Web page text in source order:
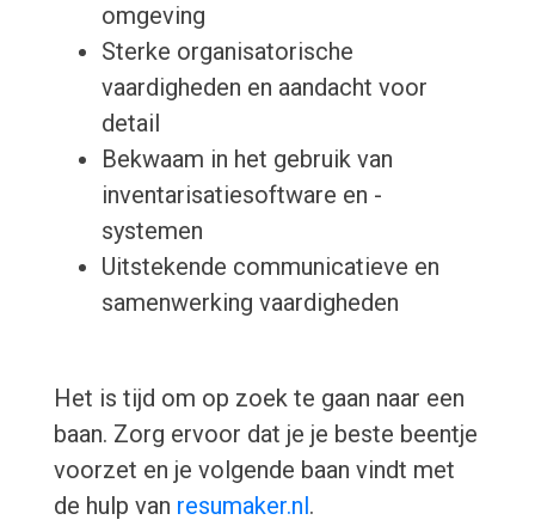
omgeving
Sterke organisatorische
vaardigheden en aandacht voor
detail
Bekwaam in het gebruik van
inventarisatiesoftware en -
systemen
Uitstekende communicatieve en
samenwerking vaardigheden
Het is tijd om op zoek te gaan naar een
baan. Zorg ervoor dat je je beste beentje
voorzet en je volgende baan vindt met
de hulp van resumaker.nl.